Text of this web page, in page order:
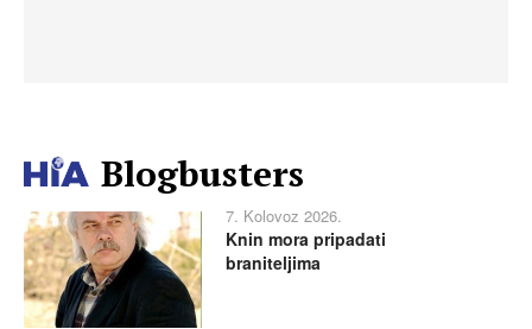
Blogbusters
7. Kolovoz 2026.
Knin mora pripadati
braniteljima